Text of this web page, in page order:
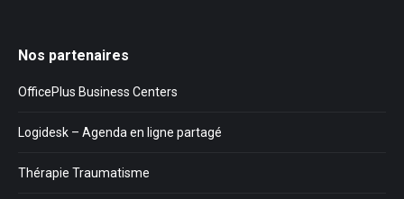
Nos partenaires
OfficePlus Business Centers
Logidesk – Agenda en ligne partagé
Thérapie Traumatisme